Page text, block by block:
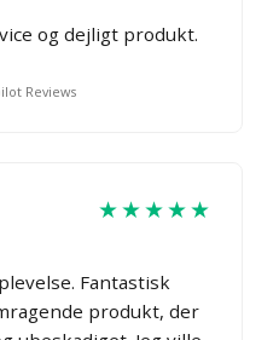
og dejligt produkt.
Reviews
★★★★★
Fantastisk
produkt, der